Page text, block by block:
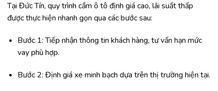
Tại Đức Tín, quy trình cầm ô tô định giá cao, lãi suất thấp
được thực hiện nhanh gọn qua các bước sau:
Bước 1: Tiếp nhận thông tin khách hàng, tư vấn hạn mức
vay phù hợp.
Bước 2: Định giá xe minh bạch dựa trên thị trường hiện tại.